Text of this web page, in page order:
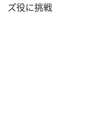
ズ役に挑戦